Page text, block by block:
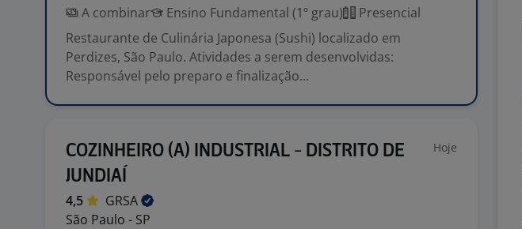
A combinar
Ensino Fundamental (1º grau)
Presencial
Restaurante de Culinária Japonesa (Sushi) localizado em
Perdizes, São Paulo. Atividades a serem desenvolvidas:
Responsável pelo preparo e finalização...
COZINHEIRO (A) INDUSTRIAL - DISTRITO DE
JUNDIAÍ
Hoje
4,5
GRSA
São Paulo - SP